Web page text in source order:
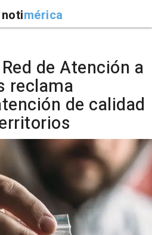
notimérica
de Atención a
reclama
de calidad